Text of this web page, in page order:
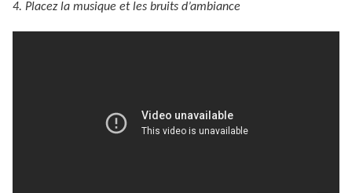
4. Placez la musique et les bruits d’ambiance